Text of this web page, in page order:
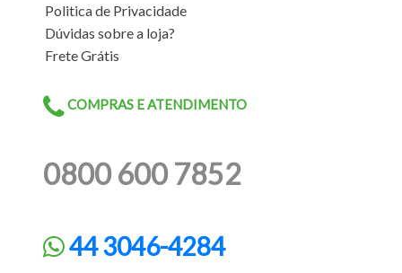
Politica de Privacidade
Dúvidas sobre a loja?
Frete Grátis
COMPRAS E ATENDIMENTO
0800 600 7852
44 3046-4284